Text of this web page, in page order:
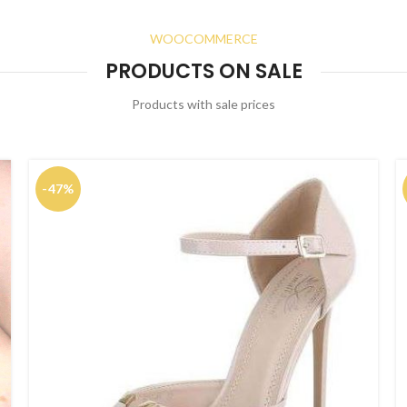
WOOCOMMERCE
PRODUCTS ON SALE
Products with sale prices
-47%